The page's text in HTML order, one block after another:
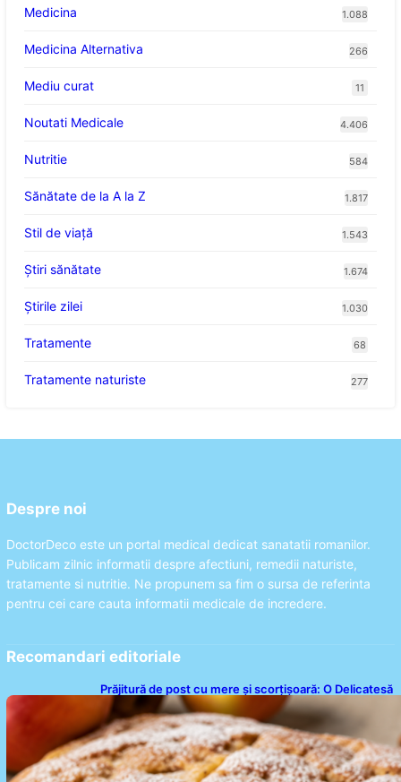
Medicina 1.088
Medicina Alternativa 266
Mediu curat 11
Noutati Medicale 4.406
Nutritie 584
Sănătate de la A la Z 1.817
Stil de viaţă 1.543
Ştiri sănătate 1.674
Știrile zilei 1.030
Tratamente 68
Tratamente naturiste 277
Despre noi
DoctorDeco este un portal medical dedicat sanatatii romanilor.
Publicam zilnic informatii despre afectiuni, remedii naturiste,
tratamente si nutritie. Ne propunem sa fim o sursa de referinta
pentru cei care cauta informatii medicale de incredere.
Recomandari editoriale
Prăjitură de post cu mere și scorțișoară: O Delicatesă
Dulce pentru Postul Adormirii Maicii Domnului